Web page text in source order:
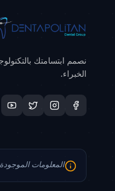
نصمم ابتسامتك
الخبراء.
المعلومات